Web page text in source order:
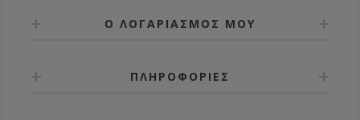
Ο ΛΟΓΑΡΙΑΣΜΟΣ ΜΟΥ
ΠΛΗΡΟΦΟΡΙΕΣ